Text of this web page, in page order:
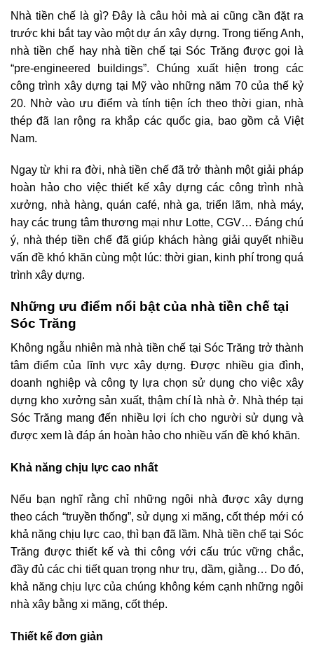
Nhà tiền chế là gì? Đây là câu hỏi mà ai cũng cần đặt ra
trước khi bắt tay vào một dự án xây dựng. Trong tiếng Anh,
nhà tiền chế hay nhà tiền chế tại Sóc Trăng được gọi là
“pre-engineered buildings”. Chúng xuất hiện trong các
công trình xây dựng tại Mỹ vào những năm 70 của thế kỷ
20. Nhờ vào ưu điểm và tính tiện ích theo thời gian, nhà
thép đã lan rộng ra khắp các quốc gia, bao gồm cả Việt
Nam.
Ngay từ khi ra đời, nhà tiền chế đã trở thành một giải pháp
hoàn hảo cho việc thiết kế xây dựng các công trình nhà
xưởng, nhà hàng, quán café, nhà ga, triển lãm, nhà máy,
hay các trung tâm thương mại như Lotte, CGV… Đáng chú
ý, nhà thép tiền chế đã giúp khách hàng giải quyết nhiều
vấn đề khó khăn cùng một lúc: thời gian, kinh phí trong quá
trình xây dựng.
Những ưu điểm nổi bật của nhà tiền chế tại
Sóc Trăng
Không ngẫu nhiên mà nhà tiền chế tại Sóc Trăng trở thành
tâm điểm của lĩnh vực xây dựng. Được nhiều gia đình,
doanh nghiệp và công ty lựa chọn sử dụng cho việc xây
dựng kho xưởng sản xuất, thậm chí là nhà ở. Nhà thép tại
Sóc Trăng mang đến nhiều lợi ích cho người sử dụng và
được xem là đáp án hoàn hảo cho nhiều vấn đề khó khăn.
Khả năng chịu lực cao nhất
Nếu bạn nghĩ rằng chỉ những ngôi nhà được xây dựng
theo cách “truyền thống”, sử dụng xi măng, cốt thép mới có
khả năng chịu lực cao, thì bạn đã lầm. Nhà tiền chế tại Sóc
Trăng được thiết kế và thi công với cấu trúc vững chắc,
đầy đủ các chi tiết quan trọng như trụ, dầm, giằng… Do đó,
khả năng chịu lực của chúng không kém cạnh những ngôi
nhà xây bằng xi măng, cốt thép.
Thiết kế đơn giản